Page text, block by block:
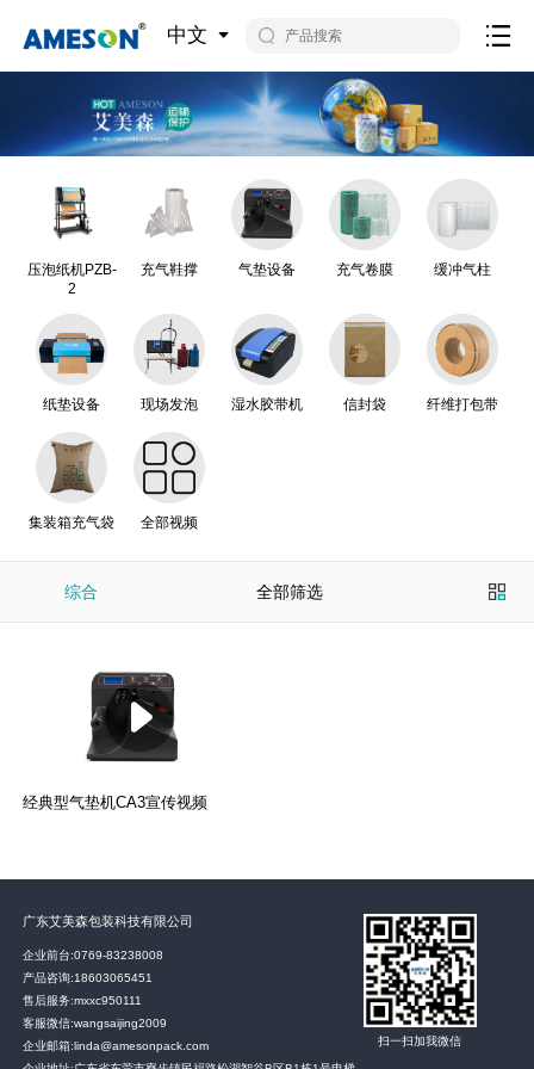
中文
压泡纸机PZB-
2
充气鞋撑 气垫设备 充气卷膜 缓冲气柱
纸垫设备 现场发泡 湿水胶带机 信封袋 纤维打包带
集装箱充气袋 全部视频
综合 全部筛选
经典型气垫机CA3宣传视频
广东艾美森包装科技有限公司
企业前台:0769-83238008
产品咨询:18603065451
售后服务:mxxc950111
客服微信:wangsaijing2009
企业邮箱:linda@amesonpack.com
扫一扫加我微信